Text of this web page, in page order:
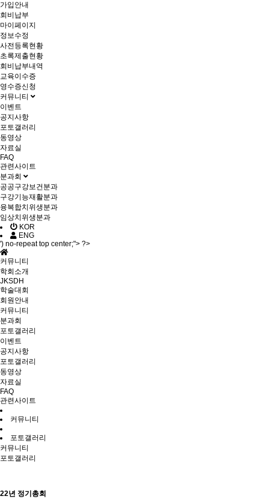
가입안내
회비납부
마이페이지
정보수정
사전등록현황
초록제출현황
회비납부내역
교육이수증
영수증신청
커뮤니티
이벤트
공지사항
포토갤러리
동영상
자료실
FAQ
관련사이트
분과회
공공구강보건분과
구강기능재활분과
융복합치위생분과
임상치위생분과
KOR
ENG
') no-repeat top center;"> ?>
커뮤니티
학회소개
JKSDH
학술대회
회원안내
커뮤니티
분과회
포토갤러리
이벤트
공지사항
포토갤러리
동영상
자료실
FAQ
관련사이트
커뮤니티
포토갤러리
커뮤니티
포토갤러리
22년 정기총회